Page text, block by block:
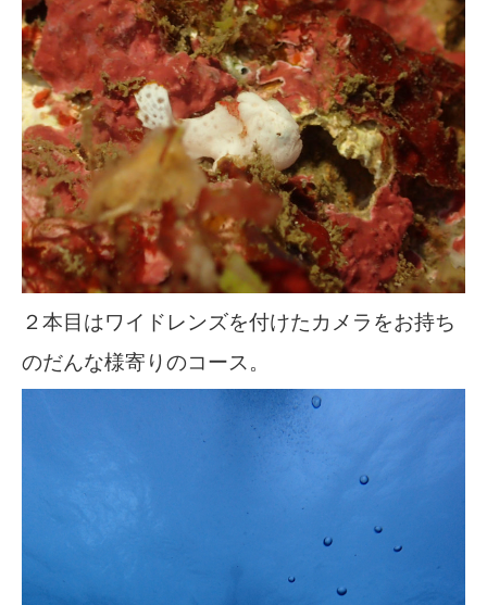
２本目はワイドレンズを付けたカメラをお持ち
のだんな様寄りのコース。